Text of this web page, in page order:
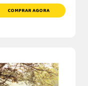
COMPRAR AGORA